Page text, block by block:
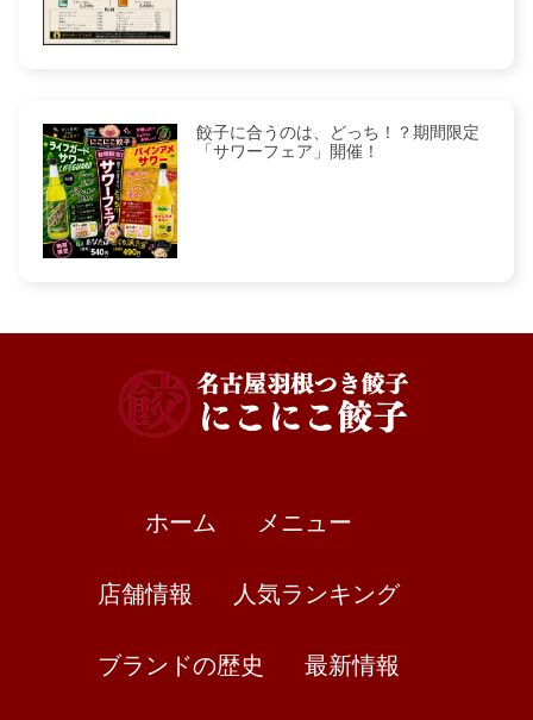
餃子に合うのは、どっち！？期間限定
「サワーフェア」開催！
ホーム メニュー
店舗情報 人気ランキング
ブランドの歴史 最新情報